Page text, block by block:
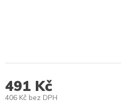
491 Kč
406 Kč bez DPH